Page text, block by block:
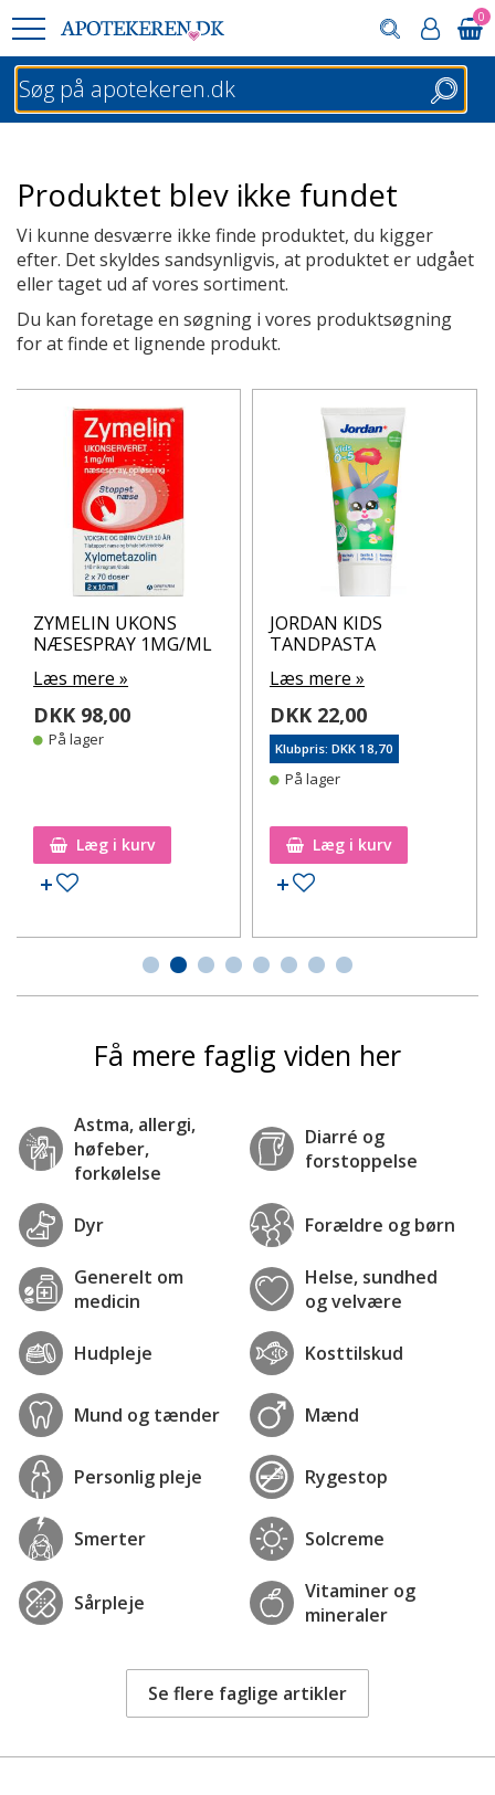
0
Søg
Produktet blev ikke fundet
Vi kunne desværre ikke finde produktet, du kigger
efter. Det skyldes sandsynligvis, at produktet er udgået
eller taget ud af vores sortiment.
Du kan foretage en søgning i vores produktsøgning
for at finde et lignende produkt.
ZYMELIN UKONS
NÆSESPRAY 1MG/ML
Læs mere »
DKK 98,00
På lager
Læg i kurv
Tilføj til ønskeseddel
JORDAN KIDS
TANDPASTA
Læs mere »
DKK 22,00
Klubpris: DKK 18,70
På lager
Læg i kurv
Tilføj til ønskeseddel
Få mere faglig viden her
Astma, allergi,
høfeber,
forkølelse
Diarré og
forstoppelse
Dyr Forældre og børn
Generelt om
medicin
Helse, sundhed
og velvære
Hudpleje Kosttilskud
Mund og tænder Mænd
Personlig pleje Rygestop
Smerter Solcreme
Sårpleje
Vitaminer og
mineraler
Se flere faglige artikler